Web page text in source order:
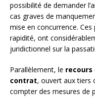
possibilité de demander
cas graves de
mise en concurrence.
rapidité, ont
juridictionnel sur la
Parallèlement, le
contrat, ouvert aux tiers
compter des mesures de